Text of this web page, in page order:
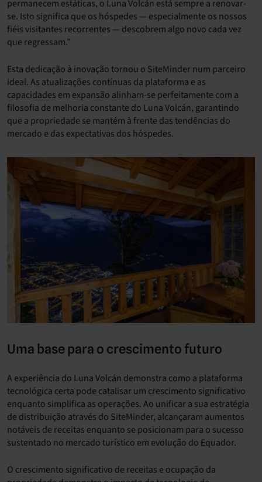
permanecem estáticas, o Luna Volcán está sempre a renovar-
se. Isto significa que os hóspedes — especialmente os nossos
fiéis visitantes recorrentes — descobrem algo novo cada vez
que regressam.”
Esta dedicação à inovação tornou o SiteMinder num parceiro
ideal. As atualizações contínuas da plataforma e as
capacidades em expansão alinham-se perfeitamente com a
filosofia de melhoria constante do Luna Volcán, garantindo
que a propriedade se mantém à frente das tendências do
mercado e das expectativas dos hóspedes.
Uma base para o crescimento futuro
A experiência do Luna Volcán demonstra como a plataforma
tecnológica certa pode catalisar um crescimento significativo
enquanto simplifica as operações. Ao unificar a sua estratégia
de distribuição através do SiteMinder, alcançaram aumentos
notáveis de receitas enquanto se posicionam para o sucesso
sustentado no mercado turístico em evolução do Equador.
O crescimento significativo de receitas e ocupação da